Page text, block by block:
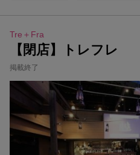
Tre＋Fra
【閉店】トレフレ
掲載終了